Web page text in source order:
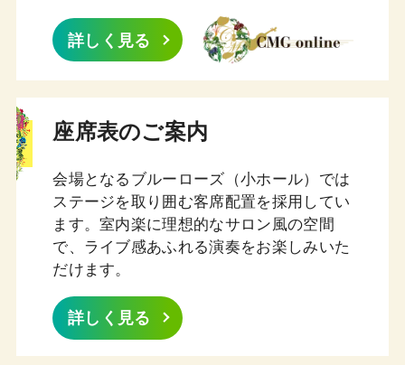
詳しく見る
座席表のご案内
会場となるブルーローズ（小ホール）では
ステージを取り囲む客席配置を採用してい
ます。室内楽に理想的なサロン風の空間
で、ライブ感あふれる演奏をお楽しみいた
だけます。
詳しく見る